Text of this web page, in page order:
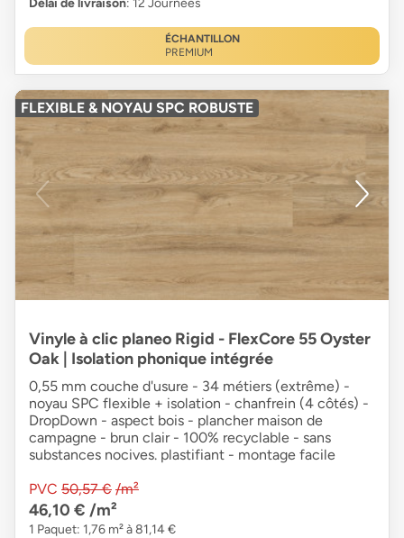
ÉCHANTILLON
PREMIUM
FLEXIBLE & NOYAU SPC ROBUSTE
Vinyle à clic planeo Rigid - FlexCore 55 Oyster
Oak | Isolation phonique intégrée
0,55 mm couche d'usure - 34 métiers (extrême) -
noyau SPC flexible + isolation - chanfrein (4 côtés) -
DropDown - aspect bois - plancher maison de
campagne - brun clair - 100% recyclable - sans
substances nocives. plastifiant - montage facile
PVC 50,57 € /m²
46,10 € /m²
1 Paquet: 1,76 m² à 81,14 €